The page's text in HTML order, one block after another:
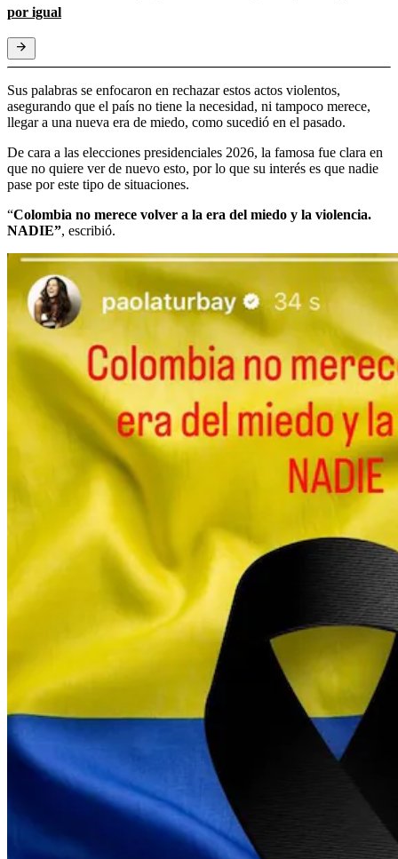
por igual
Sus palabras se enfocaron en rechazar estos actos violentos,
asegurando que el país no tiene la necesidad, ni tampoco merece,
llegar a una nueva era de miedo, como sucedió en el pasado.
De cara a las elecciones presidenciales 2026, la famosa fue clara en
que no quiere ver de nuevo esto, por lo que su interés es que nadie
pase por este tipo de situaciones.
“Colombia no merece volver a la era del miedo y la violencia.
NADIE”, escribió.